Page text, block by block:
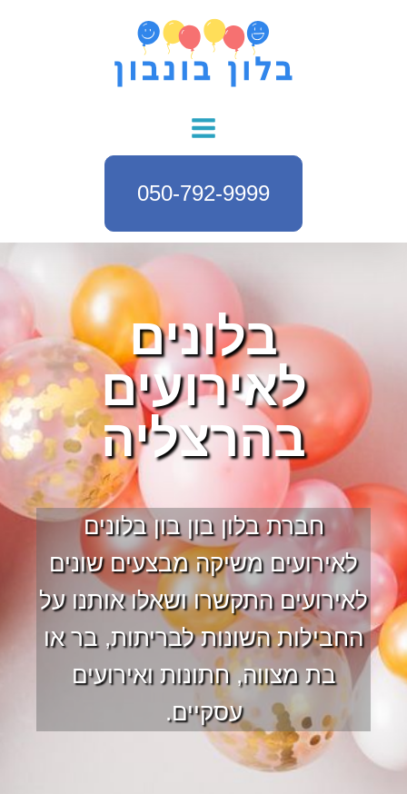
050-792-9999
בלונים
לאירועים
בהרצליה
חברת בלון בון בון בלונים
לאירועים משיקה מבצעים שונים
לאירועים התקשרו ושאלו אותנו על
החבילות השונות לבריתות, בר או
בת מצווה, חתונות ואירועים
עסקיים.